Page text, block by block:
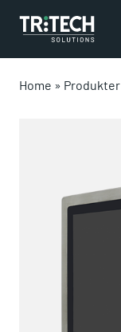
Home » Produkter